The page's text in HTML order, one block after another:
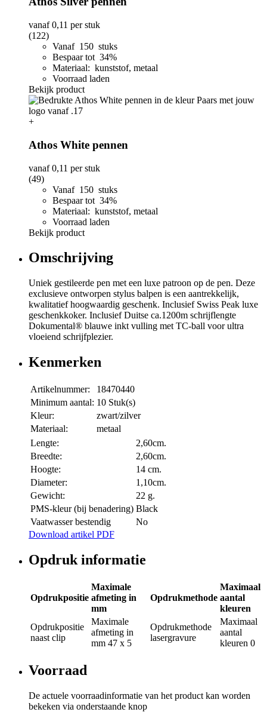
vanaf0,11 per stuk
(122)
Vanaf 150 stuks
Bespaar tot 34%
Materiaal: kunststof, metaal
Voorraad laden
Bekijk product
+
Athos White pennen
vanaf0,11 per stuk
(49)
Vanaf 150 stuks
Bespaar tot 34%
Materiaal: kunststof, metaal
Voorraad laden
Bekijk product
Omschrijving
Uniek gestileerde pen met een luxe patroon op de pen. Deze
exclusieve ontworpen stylus balpen is een aantrekkelijk,
kwalitatief hoogwaardig geschenk. Inclusief Swiss Peak luxe
geschenkkoker. Inclusief Duitse ca.1200m schrijflengte
Dokumental® blauwe inkt vulling met TC-ball voor ultra
vloeiend schrijfplezier.
Kenmerken
Artikelnummer:
18470440
Minimum aantal: 10 Stuk(s)
Kleur:
zwart/zilver
Materiaal:
metaal
Lengte:
2,60cm.
Breedte:
2,60cm.
Hoogte:
14 cm.
Diameter:
1,10cm.
Gewicht:
22 g.
PMS-kleur (bij benadering) Black
Vaatwasser bestendig
No
Download artikel PDF
Opdruk informatie
Opdrukpositie
Maximale
afmeting in
mm
Opdrukmethode
Maximaal
aantal
kleuren
Opdrukpositie
naast clip
Maximale
afmeting in
mm 47 x 5
Opdrukmethode
lasergravure
Maximaal
aantal
kleuren 0
Voorraad
De actuele voorraadinformatie van het product kan worden
bekeken via onderstaande knop